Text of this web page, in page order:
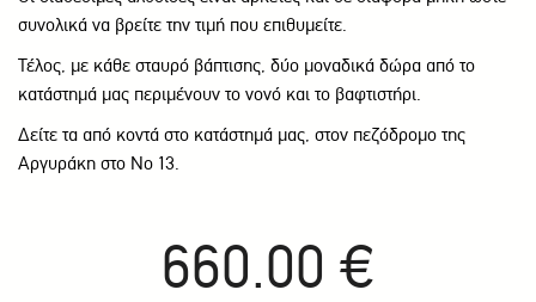
συνολικά να βρείτε την τιμή που επιθυμείτε.
Τέλος, με κάθε σταυρό βάπτισης, δύο μοναδικά δώρα από το
κατάστημά μας περιμένουν το νονό και το βαφτιστήρι.
Δείτε τα από κοντά στο κατάστημά μας, στον πεζόδρομο της
Αργυράκη στο Νο 13.
660.00 €